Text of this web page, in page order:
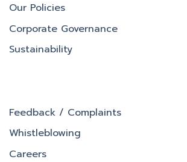
Our Policies
Corporate Governance
Sustainability
Feedback / Complaints
Whistleblowing
Careers